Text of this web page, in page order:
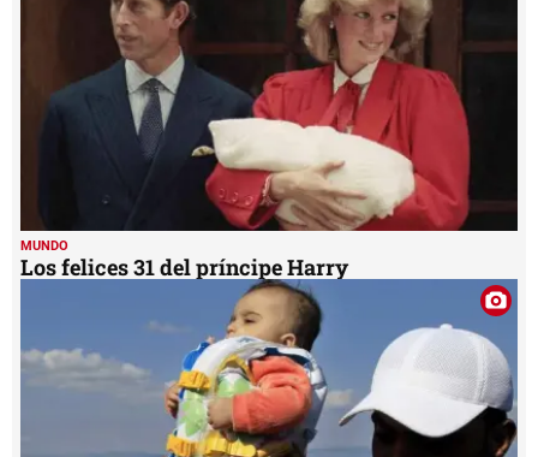
MUNDO
Los felices 31 del príncipe Harry